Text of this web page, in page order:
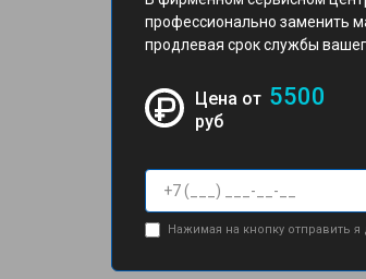
профессионально заменить
продлевая срок службы
Цена от 5500
руб
Нажимая на кнопку отправить